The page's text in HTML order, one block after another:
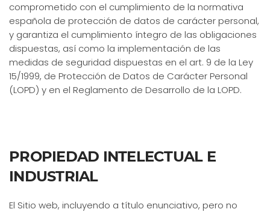
comprometido con el cumplimiento de la normativa
española de protección de datos de carácter personal,
y garantiza el cumplimiento íntegro de las obligaciones
dispuestas, así como la implementación de las
medidas de seguridad dispuestas en el art. 9 de la Ley
15/1999, de Protección de Datos de Carácter Personal
(LOPD) y en el Reglamento de Desarrollo de la LOPD.
PROPIEDAD INTELECTUAL E
INDUSTRIAL
El Sitio web, incluyendo a título enunciativo, pero no